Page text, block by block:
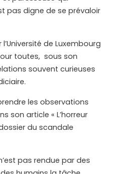
pas digne de se prévaloir
de Luxembourg
toutes, sous son
souvent curieuses
les observations
son article « L’horreur
du scandale
pas rendue par des